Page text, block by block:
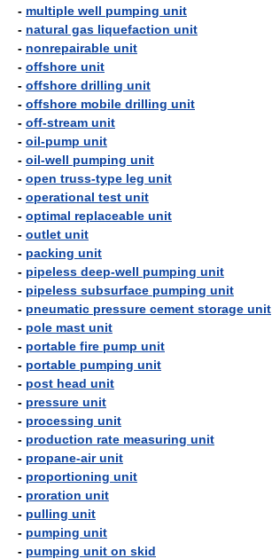
- multiple well pumping unit
- natural gas liquefaction unit
- nonrepairable unit
- offshore unit
- offshore drilling unit
- offshore mobile drilling unit
- off-stream unit
- oil-pump unit
- oil-well pumping unit
- open truss-type leg unit
- operational test unit
- optimal replaceable unit
- outlet unit
- packing unit
- pipeless deep-well pumping unit
- pipeless subsurface pumping unit
- pneumatic pressure cement storage unit
- pole mast unit
- portable fire pump unit
- portable pumping unit
- post head unit
- pressure unit
- processing unit
- production rate measuring unit
- propane-air unit
- proportioning unit
- proration unit
- pulling unit
- pumping unit
- pumping unit on skid